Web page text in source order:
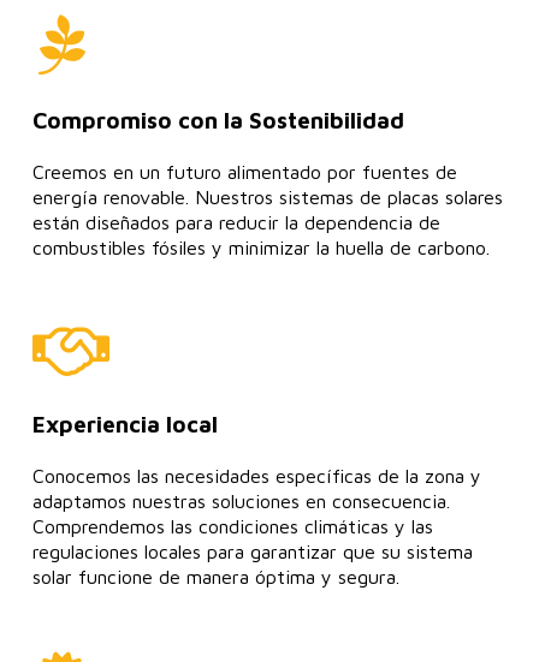
Compromiso con la Sostenibilidad
Creemos en un futuro alimentado por fuentes de
energía renovable. Nuestros sistemas de placas solares
están diseñados para reducir la dependencia de
combustibles fósiles y minimizar la huella de carbono.
Experiencia local
Conocemos las necesidades específicas de la zona y
adaptamos nuestras soluciones en consecuencia.
Comprendemos las condiciones climáticas y las
regulaciones locales para garantizar que su sistema
solar funcione de manera óptima y segura.